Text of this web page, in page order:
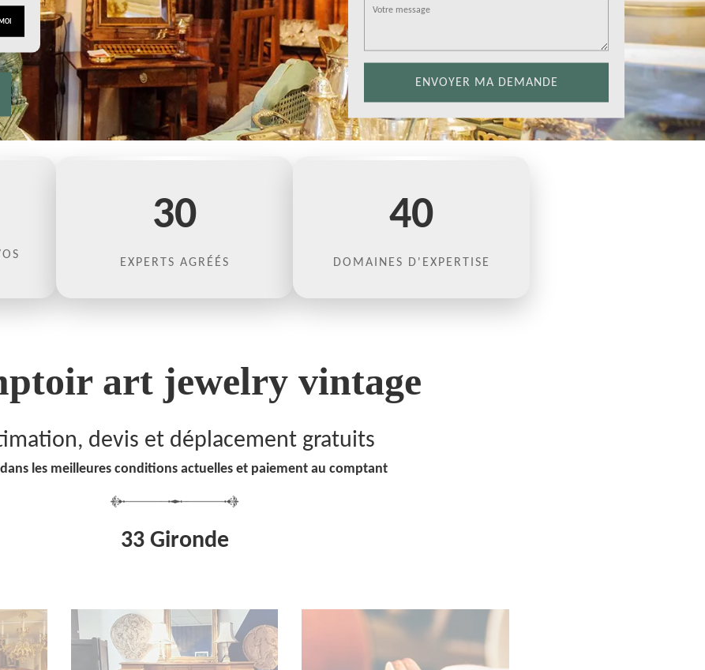
30
EXPERTS AGRÉÉS
40
DOMAINES D'EXPERTISE
art jewelry vintage
devis et déplacement gratuits
les meilleures conditions actuelles et paiement au comptant
33 Gironde